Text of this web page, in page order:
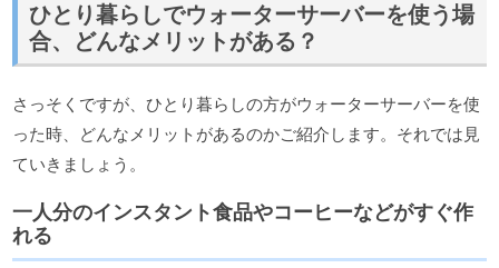
ひとり暮らしでウォーターサーバーを使う場
合、どんなメリットがある？
さっそくですが、ひとり暮らしの方がウォーターサーバーを使
った時、どんなメリットがあるのかご紹介します。それでは見
ていきましょう。
一人分のインスタント食品やコーヒーなどがすぐ作
れる